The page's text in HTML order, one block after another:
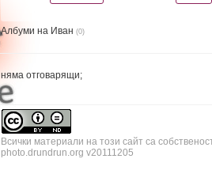
Албуми на Иван(0)
няма отговарящи;
Всички материали на този сайт са
photo.drundrun.org v20111205